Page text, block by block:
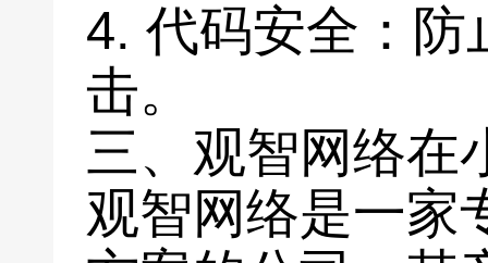
4. 代码安全：防
击。
三、观智网络在
观智网络是一家